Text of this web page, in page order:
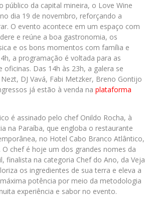
público da capital mineira, o Love Wine
dia 19 de novembro, reforçando a
O evento acontece em um espaço com
e reúne a boa gastronomia, os
e os bons momentos com família e
a programação é voltada para as
oficinas. Das 14h às 23h, a galera se
DJ Vavá, Fabi Metzker, Breno Gontijo
já estão à venda na plataforma
é assinado pelo chef Onildo Rocha, à
na Paraíba, que engloba o restaurante
no Hotel Cabo Branco Atlântico,
O chef é hoje um dos grandes nomes da
finalista na categoria Chef do Ano, da Veja
os ingredientes de sua terra e eleva a
potência por meio da metodologia
experiência e sabor no evento.